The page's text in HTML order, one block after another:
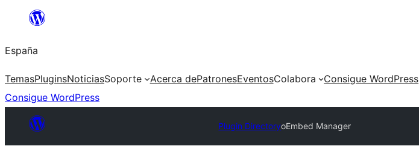
Saltar
contenido
España
TemasPluginsNoticiasSoporte Acerca dePatronesEventosColabora
Consigue WordPress
Consigue WordPress
Plugin DirectoryoEmbed Manager